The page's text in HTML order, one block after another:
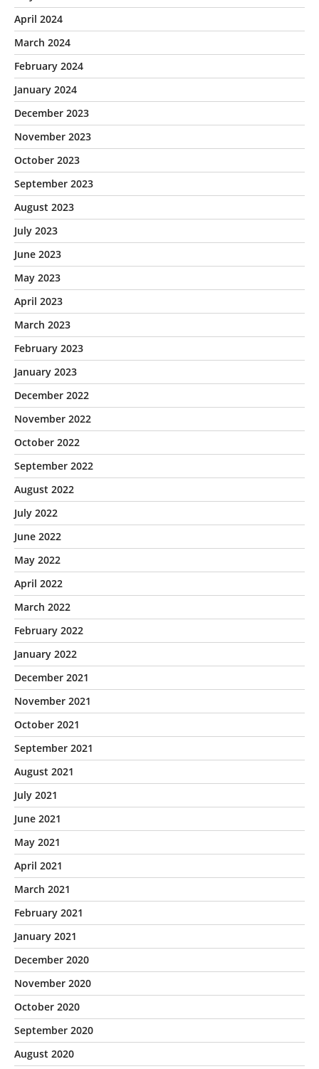
April 2024
March 2024
February 2024
January 2024
December 2023
November 2023
October 2023
September 2023
August 2023
July 2023
June 2023
May 2023
April 2023
March 2023
February 2023
January 2023
December 2022
November 2022
October 2022
September 2022
August 2022
July 2022
June 2022
May 2022
April 2022
March 2022
February 2022
January 2022
December 2021
November 2021
October 2021
September 2021
August 2021
July 2021
June 2021
May 2021
April 2021
March 2021
February 2021
January 2021
December 2020
November 2020
October 2020
September 2020
August 2020